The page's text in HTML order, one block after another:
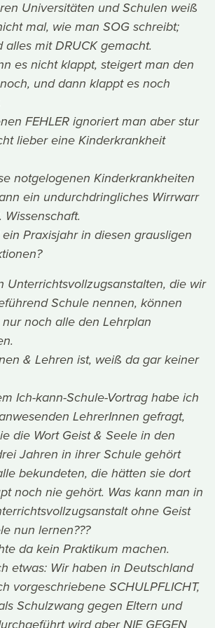
Universitäten und Schulen weiß
mal, wie man SOG schreibt;
alles mit DRUCK gemacht.
es nicht klappt, steigert man den
und dann klappt es noch
FEHLER ignoriert man aber stur
lieber eine Kinderkrankheit
notgelogenen Kinderkrankheiten
ein undurchdringliches Wirrwarr
Wissenschaft.
ein Praxisjahr in diesen grausligen
Unterrichtsvollzugsanstalten, die wir
Schule nennen, können
noch alle den Lehrplan
& Lehren ist, weiß da gar keiner
Ich-kann-Schule-Vortrag habe ich
LehrerInnen gefragt,
die Wort Geist & Seele in den
Jahren in ihrer Schule gehört
bekundeten, die hätten sie dort
noch nie gehört. Was kann man in
ohne Geist
nun lernen???
da kein Praktikum machen.
etwas: Wir haben in Deutschland
vorgeschriebene SCHULPFLICHT,
Schulzwang gegen Eltern und